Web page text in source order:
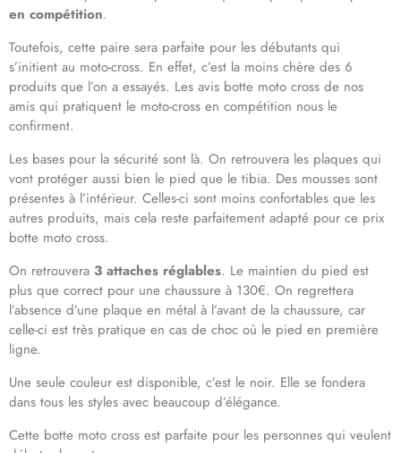
en compétition.
Toutefois, cette paire sera parfaite pour les débutants qui
s’initient au moto-cross. En effet, c’est la moins chère des 6
produits que l’on a essayés. Les avis botte moto cross de nos
amis qui pratiquent le moto-cross en compétition nous le
confirment.
Les bases pour la sécurité sont là. On retrouvera les plaques qui
vont protéger aussi bien le pied que le tibia. Des mousses sont
présentes à l’intérieur. Celles-ci sont moins confortables que les
autres produits, mais cela reste parfaitement adapté pour ce prix
botte moto cross.
On retrouvera 3 attaches réglables. Le maintien du pied est
plus que correct pour une chaussure à 130€. On regrettera
l’absence d’une plaque en métal à l’avant de la chaussure, car
celle-ci est très pratique en cas de choc où le pied en première
ligne.
Une seule couleur est disponible, c’est le noir. Elle se fondera
dans tous les styles avec beaucoup d’élégance.
Cette botte moto cross est parfaite pour les personnes qui veulent